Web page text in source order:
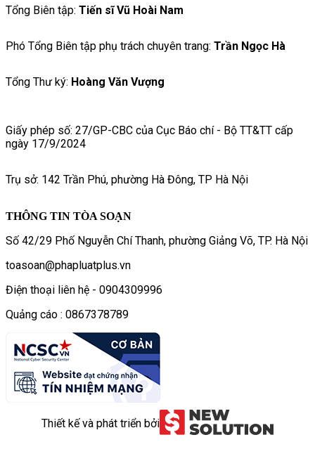
Tổng Biên tập: Tiến sĩ Vũ Hoài Nam
Phó Tổng Biên tập phụ trách chuyên trang: Trần Ngọc Hà
Tổng Thư ký: Hoàng Văn Vượng
Giấy phép số: 27/GP-CBC của Cục Báo chí - Bộ TT&TT cấp
ngày 17/9/2024
Trụ sở: 142 Trần Phú, phường Hà Đông, TP Hà Nội
THÔNG TIN TÒA SOẠN
Số 42/29 Phố Nguyễn Chí Thanh, phường Giảng Võ, TP. Hà Nội
toasoan@phapluatplus.vn
Điện thoại liên hệ - 0904309996
Quảng cáo : 0867378789
Thiết kế và phát triển bởi